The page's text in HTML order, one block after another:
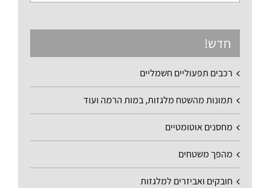
חדש!
רכבים תפעוליים חשמליים
תמונות מהשטח מלגזות, במות הרמה ועוד
מחסנים אוטומטיים
מהפך משטחים
חובקים ואביזרים למלגזות